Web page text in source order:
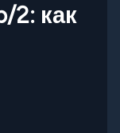
2: как